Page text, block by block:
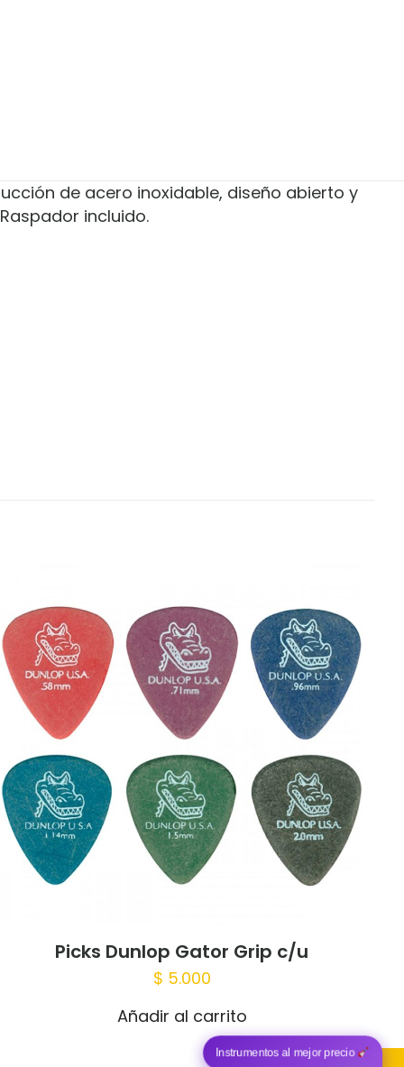
de acero inoxidable, diseño abierto y
incluido.
5 of 5 stars
mi nombre,
y sitio
Picks Dunlop Gator Grip c/u
$ 5.000
Añadir al carrito
Instrumentos al mejor precio